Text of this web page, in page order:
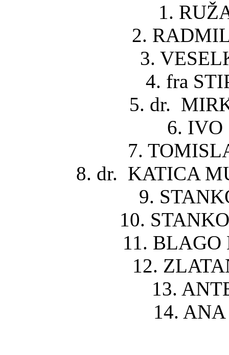
1.
2.
3.
4. fra
5. dr.
6. IVO
7.
8. dr. KATICA
9.
10.
11. BLAGO
12.
13.
14.